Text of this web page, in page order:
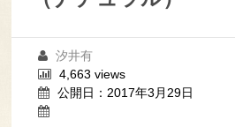
汐井有
4,663 views
公開日：2017年3月29日